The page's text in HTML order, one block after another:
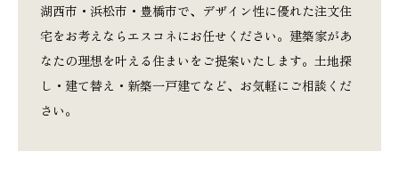
湖西市・浜松市・豊橋市で、デザイン性に優れた注文住
宅をお考えならエスコネにお任せください。建築家があ
なたの理想を叶える住まいをご提案いたします。土地探
し・建て替え・新築一戸建てなど、お気軽にご相談くだ
さい。